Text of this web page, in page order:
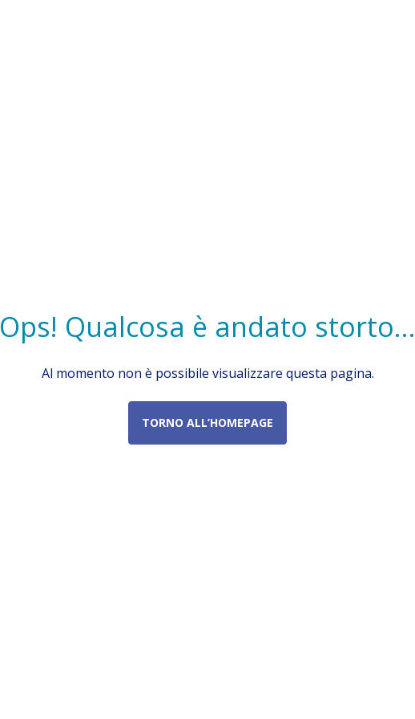
Ops! Qualcosa è andato storto...
Al momento non è possibile visualizzare questa pagina.
TORNO ALL’HOMEPAGE